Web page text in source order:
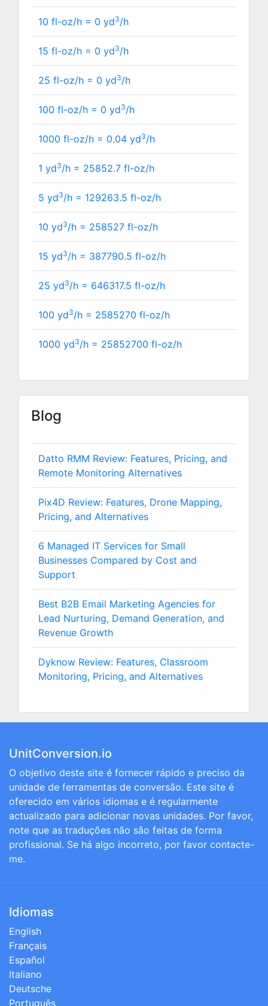
10 fl-oz/h = 0 yd3/h
15 fl-oz/h = 0 yd3/h
25 fl-oz/h = 0 yd3/h
100 fl-oz/h = 0 yd3/h
1000 fl-oz/h = 0.04 yd3/h
1 yd3/h = 25852.7 fl-oz/h
5 yd3/h = 129263.5 fl-oz/h
10 yd3/h = 258527 fl-oz/h
15 yd3/h = 387790.5 fl-oz/h
25 yd3/h = 646317.5 fl-oz/h
100 yd3/h = 2585270 fl-oz/h
1000 yd3/h = 25852700 fl-oz/h
Blog
Datto RMM Review: Features, Pricing, and
Remote Monitoring Alternatives
Pix4D Review: Features, Drone Mapping,
Pricing, and Alternatives
6 Managed IT Services for Small
Businesses Compared by Cost and
Support
Best B2B Email Marketing Agencies for
Lead Nurturing, Demand Generation, and
Revenue Growth
Dyknow Review: Features, Classroom
Monitoring, Pricing, and Alternatives
UnitConversion.io
O objetivo deste site é fornecer rápido e preciso da
unidade de ferramentas de conversão. Este site é
oferecido em vários idiomas e é regularmente
actualizado para adicionar novas unidades. Por favor,
note que as traduções não são feitas de forma
profissional. Se há algo incorreto, por favor contacte-
me.
Idiomas
English
Français
Español
Italiano
Deutsche
Português